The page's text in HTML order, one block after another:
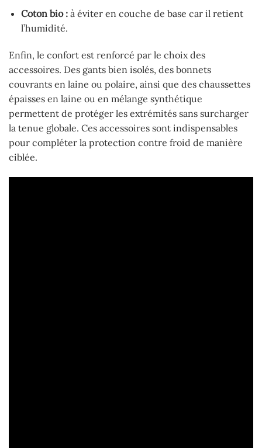
Coton bio : à éviter en couche de base car il retient
l’humidité.
Enfin, le confort est renforcé par le choix des
accessoires. Des gants bien isolés, des bonnets
couvrants en laine ou polaire, ainsi que des chaussettes
épaisses en laine ou en mélange synthétique
permettent de protéger les extrémités sans surcharger
la tenue globale. Ces accessoires sont indispensables
pour compléter la protection contre froid de manière
ciblée.